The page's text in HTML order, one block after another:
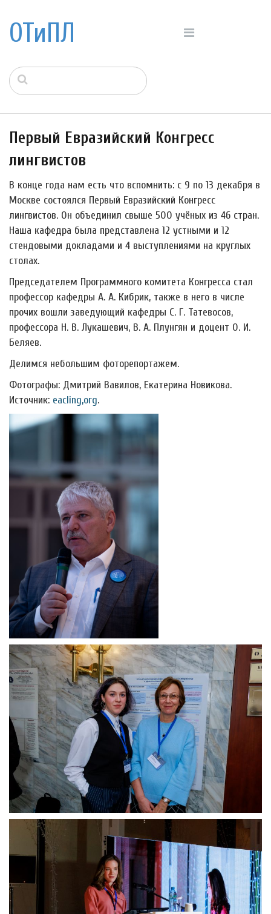
ОТиПЛ
Первый Евразийский Конгресс
лингвистов
В конце года нам есть что вспомнить: с 9 по 13 декабря в
Москве состоялся Первый Евразийский Конгресс
лингвистов. Он объединил свыше 500 учёных из 46 стран.
Наша кафедра была представлена 12 устными и 12
стендовыми докладами и 4 выступлениями на круглых
столах.
Председателем Программного комитета Конгресса стал
профессор кафедры А. А. Кибрик, также в него в числе
прочих вошли заведующий кафедры С. Г. Татевосов,
профессора Н. В. Лукашевич, В. А. Плунгян и доцент О. И.
Беляев.
Делимся небольшим фоторепортажем.
Фотографы: Дмитрий Вавилов, Екатерина Новикова.
Источник: eacling,org.